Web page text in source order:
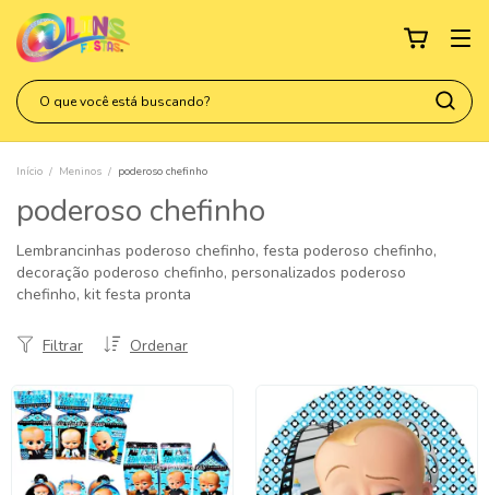
Início / Meninos / poderoso chefinho
poderoso chefinho
Lembrancinhas poderoso chefinho, festa poderoso chefinho,
decoração poderoso chefinho, personalizados poderoso
chefinho, kit festa pronta
Ordenar
Filtrar